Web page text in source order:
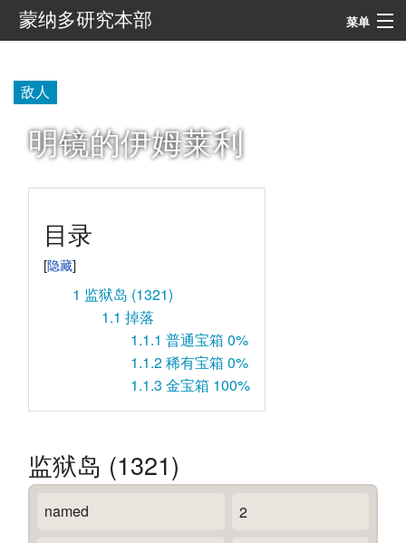
蒙纳多研究本部 菜单
敌人
明镜的伊姆莱利
目录
1 监狱岛 (1321)
1.1 掉落
1.1.1 普通宝箱 0%
1.1.2稀有宝箱 0%
1.1.3 金宝箱 100%
监狱岛 (1321)
named 2